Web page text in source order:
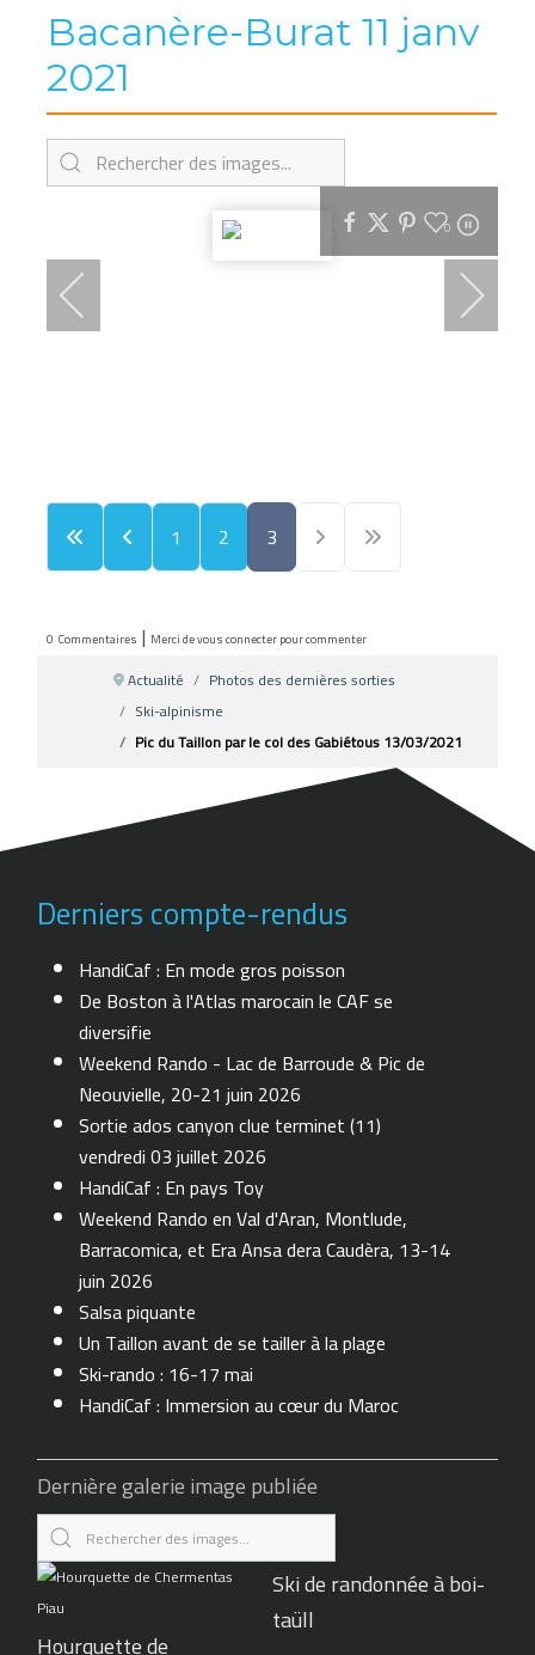
Bacanère-Burat 11 janv
2021
0
1 2 3
0 Commentaires | Merci de vous connecter pour commenter
Actualité
Photos des dernières sorties
Ski-alpinisme
Pic du Taillon par le col des Gabiétous 13/03/2021
Derniers compte-rendus
HandiCaf : En mode gros poisson
De Boston à l'Atlas marocain le CAF se
diversifie
Weekend Rando - Lac de Barroude & Pic de
Neouvielle, 20-21 juin 2026
Sortie ados canyon clue terminet (11)
vendredi 03 juillet 2026
HandiCaf : En pays Toy
Weekend Rando en Val d'Aran, Montlude,
Barracomica, et Era Ansa dera Caudèra, 13-14
juin 2026
Salsa piquante
Un Taillon avant de se tailler à la plage
Ski-rando : 16-17 mai
HandiCaf : Immersion au cœur du Maroc
Dernière galerie image publiée
Hourquette de
Ski de randonnée à boi-
taüll